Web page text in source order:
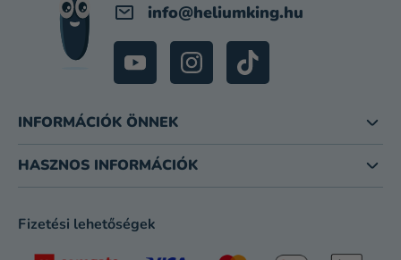
info@heliumking.hu
INFORMÁCIÓK ÖNNEK
HASZNOS INFORMÁCIÓK
Fizetési lehetőségek